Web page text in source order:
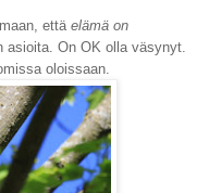
että elämä on
asioita. On OK olla väsynyt.
oloissaan.